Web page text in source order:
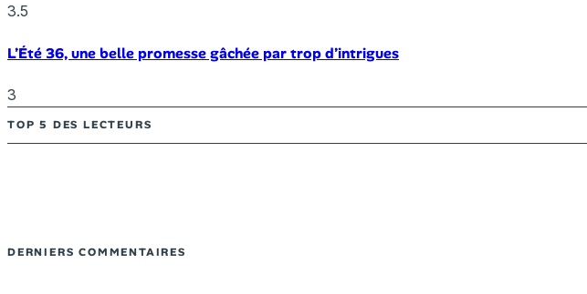
3.5
L’Été 36, une belle promesse gâchée par trop d’intrigues
3
TOP 5 DES LECTEURS
DERNIERS COMMENTAIRES